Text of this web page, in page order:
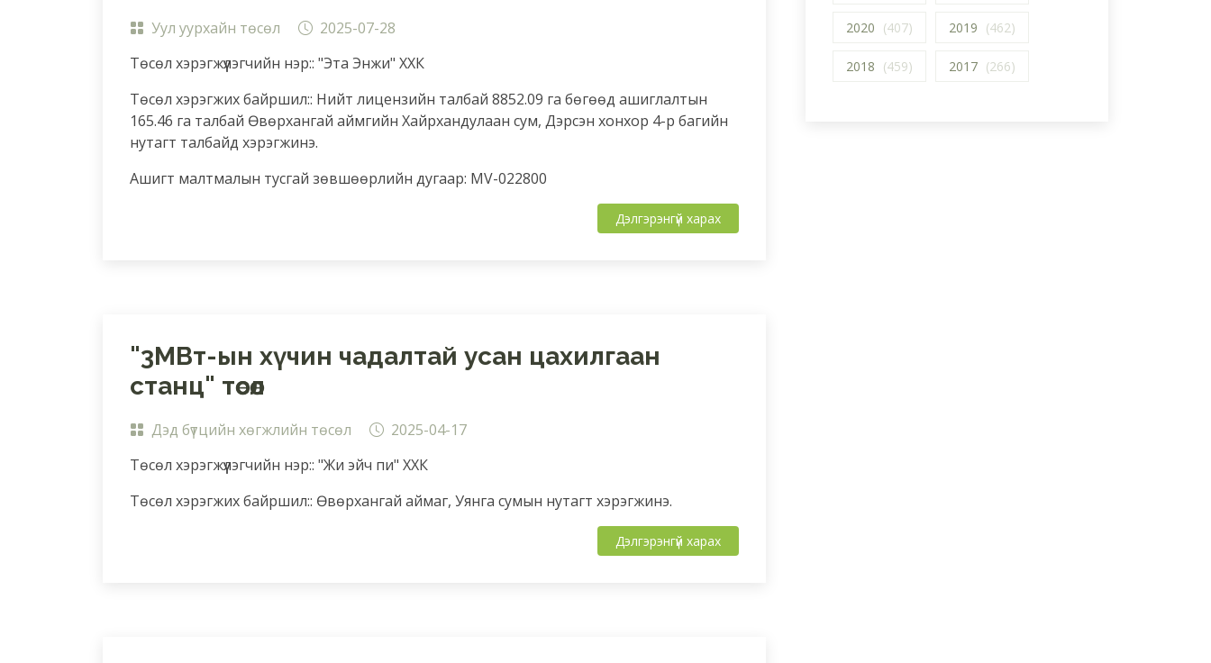
Уул уурхайн төсөл
2025-07-28
Төсөл хэрэгжүүлэгчийн нэр:: "Эта Энжи" ХХК
Төсөл хэрэгжих байршил:: Нийт лицензийн талбай 8852.09 га бөгөөд ашиглалтын
165.46 га талбай Өвөрхангай аймгийн Хайрхандулаан сум, Дэрсэн хонхор 4-р багийн
нутагт талбайд хэрэгжинэ.
Ашигт малтмалын тусгай зөвшөөрлийн дугаар: MV-022800
Дэлгэрэнгүй харах
"3МВт-ын хүчин чадалтай усан цахилгаан
станц" төсөл
Дэд бүтцийн хөгжлийн төсөл
2025-04-17
Төсөл хэрэгжүүлэгчийн нэр:: "Жи эйч пи" ХХК
Төсөл хэрэгжих байршил:: Өвөрхангай аймаг, Уянга сумын нутагт хэрэгжинэ.
Дэлгэрэнгүй харах
2020 (407) 2019 (462)
2018 (459) 2017 (266)